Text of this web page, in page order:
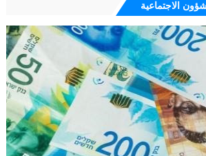
الاجتماعية